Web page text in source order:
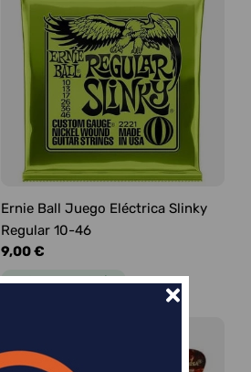
Ernie Ball Juego Eléctrica Slinky
Regular 10-46
Precio
9,00 €
●Entrega en 1-2 días